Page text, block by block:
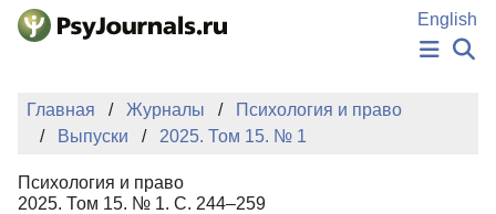
Перейти к основному содержанию
English
НОВОСТИ
ИЗДАНИЯ
ПОДАТЬ РУКОПИСЬ
БАЗА ЗНАНИЙ
Главная Журналы
Психология и право
Выпуски
2025. Том 15. № 1
Психология и право
2025. Том 15. № 1. С. 244–259